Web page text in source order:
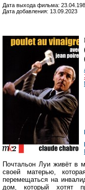
Дата выхода фильма:
Дата добавления: 13.09.2023
Почтальон Луи живёт в
своей матерью,
перемещаться на
дом, который хотят